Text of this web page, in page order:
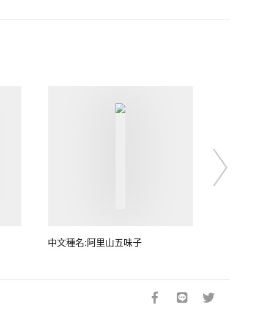
中文種名:阿里山五味子